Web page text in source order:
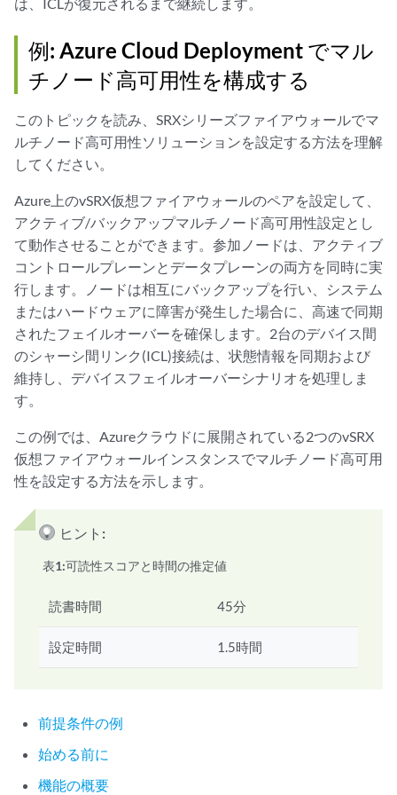
例: Azure Cloud Deployment でマル
チノード高可用性を構成する
このトピックを読み、SRXシリーズファイアウォールでマ
ルチノード高可用性ソリューションを設定する方法を理解
してください。
Azure上のvSRX仮想ファイアウォールのペアを設定して、
アクティブ/バックアップマルチノード高可用性設定とし
て動作させることができます。参加ノードは、アクティブ
コントロールプレーンとデータプレーンの両方を同時に実
行します。ノードは相互にバックアップを行い、システム
またはハードウェアに障害が発生した場合に、高速で同期
されたフェイルオーバーを確保します。2台のデバイス間
のシャーシ間リンク(ICL)接続は、状態情報を同期および
維持し、デバイスフェイルオーバーシナリオを処理しま
す。
この例では、Azureクラウドに展開されている2つのvSRX
仮想ファイアウォールインスタンスでマルチノード高可用
性を設定する方法を示します。
ヒント:
表1:可読性スコアと時間の推定値
読書時間 45分
設定時間 1.5時間
前提条件の例
始める前に
機能の概要